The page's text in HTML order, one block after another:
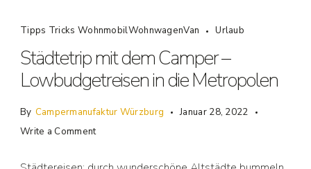
Tipps Tricks WohnmobilWohnwagenVan Urlaub
Städtetrip mit dem Camper –
Lowbudgetreisen in die Metropolen
By Campermanufaktur Würzburg
Januar 28, 2022
Write a Comment